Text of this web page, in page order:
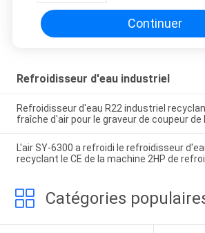
Continuer
Refroidisseur d'eau industriel
Refroidisseur d'eau R22 industriel
fraîche d'air pour le graveur de coupeur de
L'air SY-6300 a refroidi le refroidisseur
recyclant le CE de la machine 2HP de
Catégories